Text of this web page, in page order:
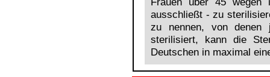
ausschließt - zu
zu nennen, von denen
sterilisiert, kann die
Deutschen in maximal